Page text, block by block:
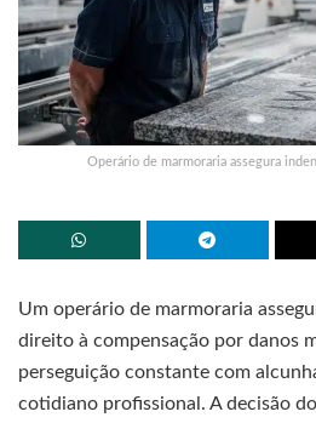
Operário de marmoraria assegura
Um operário de marmoraria
direito à compensação por danos
perseguição constante com
cotidiano profissional. A decisão do